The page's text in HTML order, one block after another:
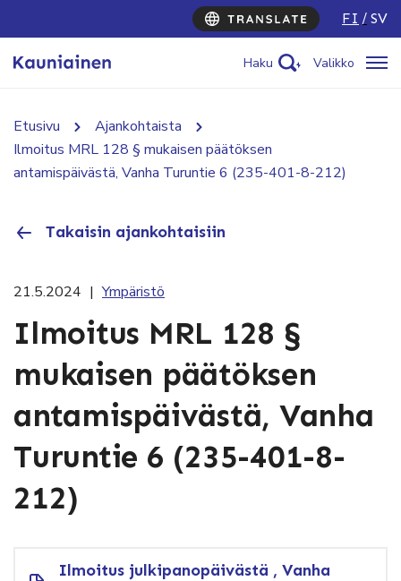
FI SV
Haku Valikko
Etusivu
Ajankohtaista
Ilmoitus MRL 128 § mukaisen päätöksen
antamispäivästä, Vanha Turuntie 6 (235-401-8-212)
Takaisin ajankohtaisiin
21.5.2024 | Ympäristö
Ilmoitus MRL 128 §
mukaisen päätöksen
antamispäivästä, Vanha
Turuntie 6 (235-401-8-
212)
Ilmoitus julkipanopäivästä , Vanha